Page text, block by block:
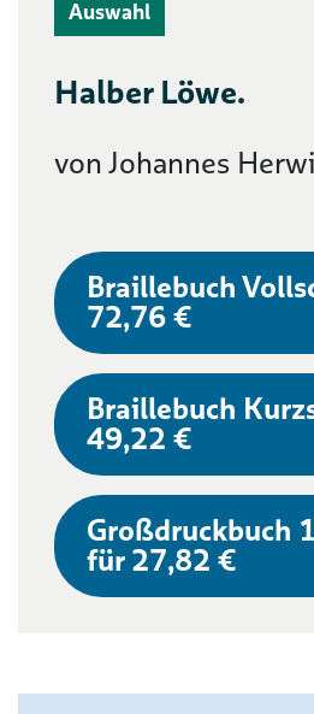
Auswahl
Halber Löwe.
von Johannes
Braillebuch
72,76 €
Braillebuch
49,22 €
Großdruckbuch
für 27,82 €